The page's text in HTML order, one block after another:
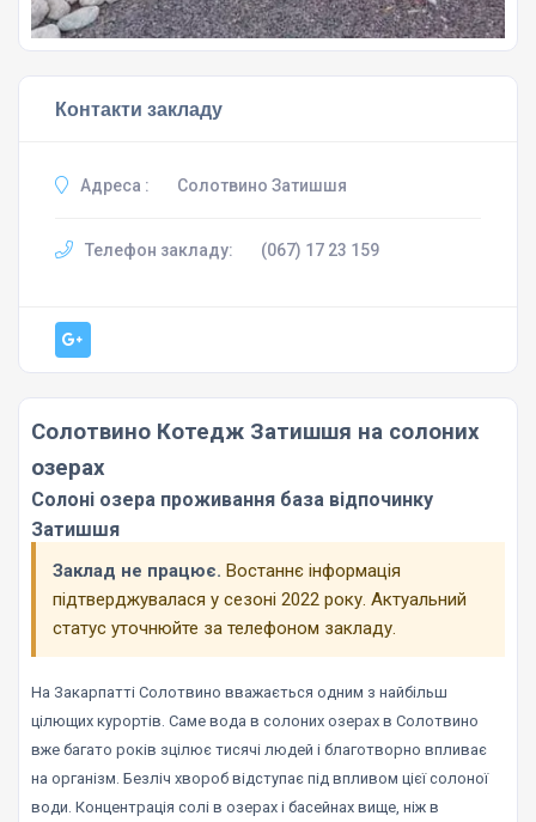
Контакти закладу
Адреса : Солотвино Затишшя
Телефон закладу: (067) 17 23 159
Солотвино Котедж Затишшя на солоних
озерах
Солоні озера проживання база відпочинку
Затишшя
Заклад не працює. Востаннє інформація
підтверджувалася у сезоні 2022 року. Актуальний
статус уточнюйте за телефоном закладу.
На Закарпатті Солотвино вважається одним з найбільш
цілющих курортів. Саме вода в солоних озерах в Солотвино
вже багато років зцілює тисячі людей і благотворно впливає
на організм. Безліч хвороб відступає під впливом цієї солоної
води. Концентрація солі в озерах і басейнах вище, ніж в